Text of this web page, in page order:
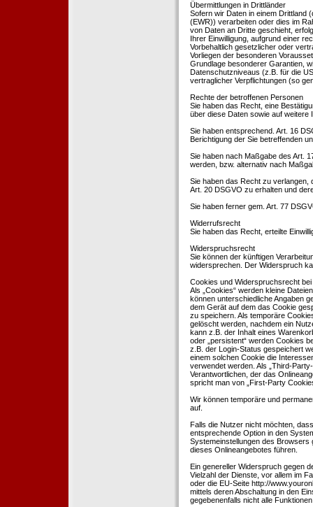
Übermittlungen in Drittländer
Sofern wir Daten in einem Drittland
(EWR)) verarbeiten oder dies im
von Daten an Dritte geschieht,
Ihrer Einwilligung, aufgrund einer
Vorbehaltlich gesetzlicher oder
Vorliegen der besonderen
Grundlage besonderer Garantien,
Datenschutzniveaus (z.B. für die
vertraglicher Verpflichtungen (so
Rechte der betroffenen Personen
Sie haben das Recht, eine
über diese Daten sowie auf weitere
Sie haben entsprechend. Art. 16
Berichtigung der Sie betreffenden
Sie haben nach Maßgabe des Art.
werden, bzw. alternativ nach
Sie haben das Recht zu verlangen,
Art. 20 DSGVO zu erhalten und
Sie haben ferner gem. Art. 77
Widerrufsrecht
Sie haben das Recht, erteilte
Widerspruchsrecht
Sie können der künftigen
widersprechen. Der Widerspruch
Cookies und Widerspruchsrecht
Als „Cookies“ werden kleine
können unterschiedliche Angaben
dem Gerät auf dem das Cookie
zu speichern. Als temporäre
gelöscht werden, nachdem ein
kann z.B. der Inhalt eines
oder „persistent“ werden Cookies
z.B. der Login-Status gespeichert
einem solchen Cookie die
verwendet werden. Als „Third-
Verantwortlichen, der das
spricht man von „First-Party
Wir können temporäre und
auf.
Falls die Nutzer nicht möchten,
entsprechende Option in den
Systemeinstellungen des
dieses Onlineangebotes führen.
Ein genereller Widerspruch gegen
Vielzahl der Dienste, vor allem im
oder die EU-Seite http://
mittels deren Abschaltung in den
gegebenenfalls nicht alle